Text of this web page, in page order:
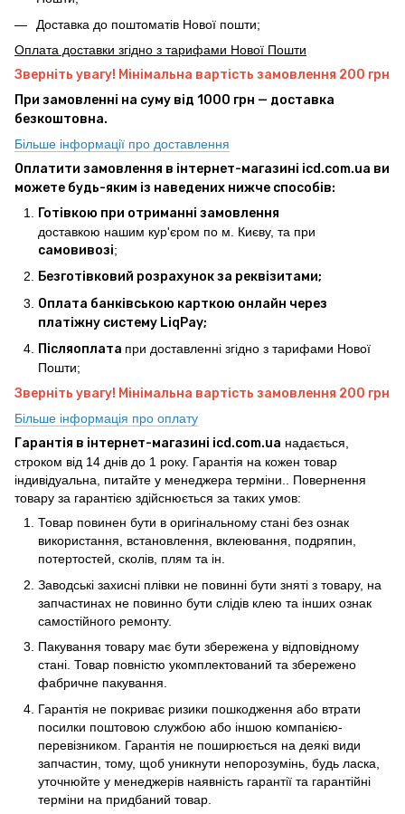
Доставка до поштоматів Нової пошти;
Оплата доставки згідно з тарифами Нової Пошти
Зверніть увагу! Мінімальна вартість замовлення 200 грн
При замовленні на суму від 1000 грн — доставка
безкоштовна.
Більше інформації про доставлення
Оплатити замовлення в інтернет-магазині icd.com.ua ви
можете будь-яким із наведених нижче способів:
Готівкою при отриманні замовлення
доставкою нашим кур'єром по м. Києву, та при
самовивозі;
Безготівковий розрахунок за реквізитами;
Оплата банківською карткою онлайн через
платіжну систему LiqPay;
Післяоплата при доставленні згідно з тарифами Нової
Пошти;
Зверніть увагу! Мінімальна вартість замовлення 200 грн
Більше інформація про оплату
Гарантія в інтернет-магазині icd.com.ua надається,
строком від 14 днів до 1 року. Гарантія на кожен товар
індивідуальна, питайте у менеджера терміни.. Повернення
товару за гарантією здійснюється за таких умов:
Товар повинен бути в оригінальному стані без ознак
використання, встановлення, вклеювання, подряпин,
потертостей, сколів, плям та ін.
Заводські захисні плівки не повинні бути зняті з товару, на
запчастинах не повинно бути слідів клею та інших ознак
самостійного ремонту.
Пакування товару має бути збережена у відповідному
стані. Товар повністю укомплектований та збережено
фабричне пакування.
Гарантія не покриває ризики пошкодження або втрати
посилки поштовою службою або іншою компанією-
перевізником. Гарантія не поширюється на деякі види
запчастин, тому, щоб уникнути непорозумінь, будь ласка,
уточнюйте у менеджерів наявність гарантії та гарантійні
терміни на придбаний товар.